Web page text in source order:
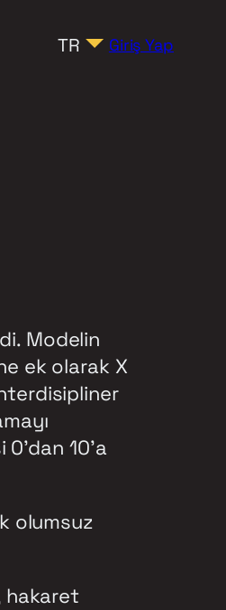
TR Giriş Yap
Modelin
ek olarak X
10’a
olumsuz
hakaret